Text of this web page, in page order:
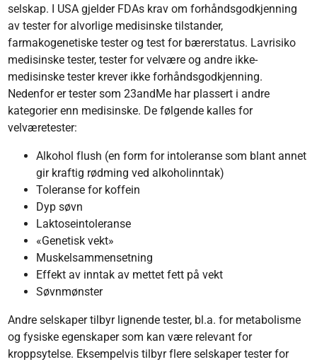
selskap. I USA gjelder FDAs krav om forhåndsgodkjenning
av tester for alvorlige medisinske tilstander,
farmakogenetiske tester og test for bærerstatus. Lavrisiko
medisinske tester, tester for velvære og andre ikke-
medisinske tester krever ikke forhåndsgodkjenning.
Nedenfor er tester som 23andMe har plassert i andre
kategorier enn medisinske. De følgende kalles for
velværetester:
Alkohol flush (en form for intoleranse som blant annet
gir kraftig rødming ved alkoholinntak)
Toleranse for koffein
Dyp søvn
Laktoseintoleranse
«Genetisk vekt»
Muskelsammensetning
Effekt av inntak av mettet fett på vekt
Søvnmønster
Andre selskaper tilbyr lignende tester, bl.a. for metabolisme
og fysiske egenskaper som kan være relevant for
kroppsytelse. Eksempelvis tilbyr flere selskaper tester for